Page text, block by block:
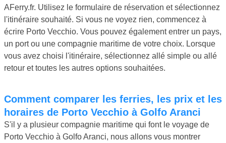
AFerry.fr. Utilisez le formulaire de réservation et sélectionnez
l'itinéraire souhaité. Si vous ne voyez rien, commencez à
écrire Porto Vecchio. Vous pouvez également entrer un pays,
un port ou une compagnie maritime de votre choix. Lorsque
vous avez choisi l'itinéraire, sélectionnez allé simple ou allé
retour et toutes les autres options souhaitées.
Comment comparer les ferries, les prix et les
horaires de Porto Vecchio à Golfo Aranci
S'il y a plusieur compagnie maritime qui font le voyage de
Porto Vecchio à Golfo Aranci, nous allons vous montrer